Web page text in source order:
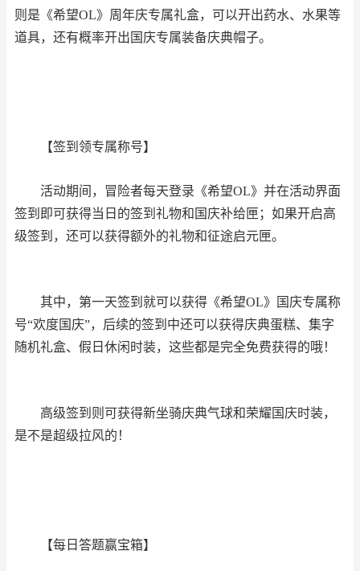
则是《希望OL》周年庆专属礼盒，可以开出药水、水果等
道具，还有概率开出国庆专属装备庆典帽子。
【签到领专属称号】
活动期间，冒险者每天登录《希望OL》并在活动界面
签到即可获得当日的签到礼物和国庆补给匣；如果开启高
级签到，还可以获得额外的礼物和征途启元匣。
其中，第一天签到就可以获得《希望OL》国庆专属称
号“欢度国庆”，后续的签到中还可以获得庆典蛋糕、集字
随机礼盒、假日休闲时装，这些都是完全免费获得的哦！
高级签到则可获得新坐骑庆典气球和荣耀国庆时装，
是不是超级拉风的！
【每日答题赢宝箱】